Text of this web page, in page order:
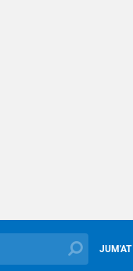
JUM'AT